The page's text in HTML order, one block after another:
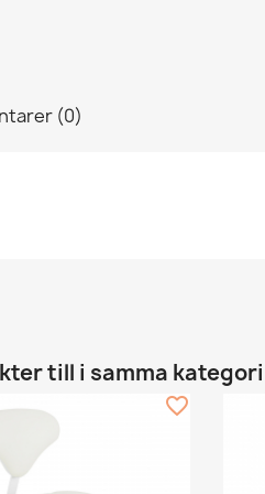
(0)
till i samma kategori
favorite_border